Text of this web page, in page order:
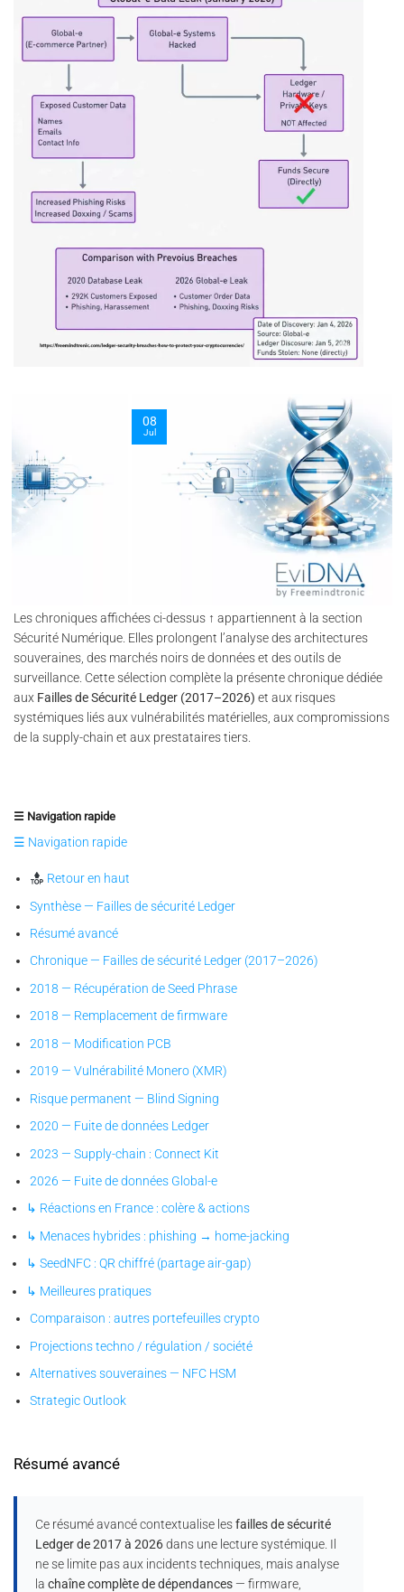
new chapter in Ledger security breaches involving third-
party e-commerce partners.
Les chroniques affichées ci-dessus ↑ appartiennent à la section
Sécurité Numérique. Elles prolongent l’analyse des architectures
souveraines, des marchés noirs de données et des outils de
surveillance. Cette sélection complète la présente chronique dédiée
aux Failles de Sécurité Ledger (2017–2026) et aux risques
systémiques liés aux vulnérabilités matérielles, aux compromissions
de la supply-chain et aux prestataires tiers.
☰ Navigation rapide
☰ Navigation rapide
Retour en haut
Synthèse — Failles de sécurité Ledger
Résumé avancé
Chronique — Failles de sécurité Ledger (2017–2026)
2018 — Récupération de Seed Phrase
2018 — Remplacement de firmware
2018 — Modification PCB
2019 — Vulnérabilité Monero (XMR)
Risque permanent — Blind Signing
2020 — Fuite de données Ledger
2023 — Supply-chain : Connect Kit
2026 — Fuite de données Global-e
↳ Réactions en France : colère & actions
↳ Menaces hybrides : phishing → home-jacking
↳ SeedNFC : QR chiffré (partage air-gap)
↳ Meilleures pratiques
Comparaison : autres portefeuilles crypto
Projections techno / régulation / société
Alternatives souveraines — NFC HSM
Strategic Outlook
Résumé avancé
Ce résumé avancé contextualise lesfailles de sécurité
Ledger de 2017 à 2026dans une lecture systémique. Il
ne se limite pas aux incidents techniques, mais analyse
la chaîne complète de dépendances — firmware,